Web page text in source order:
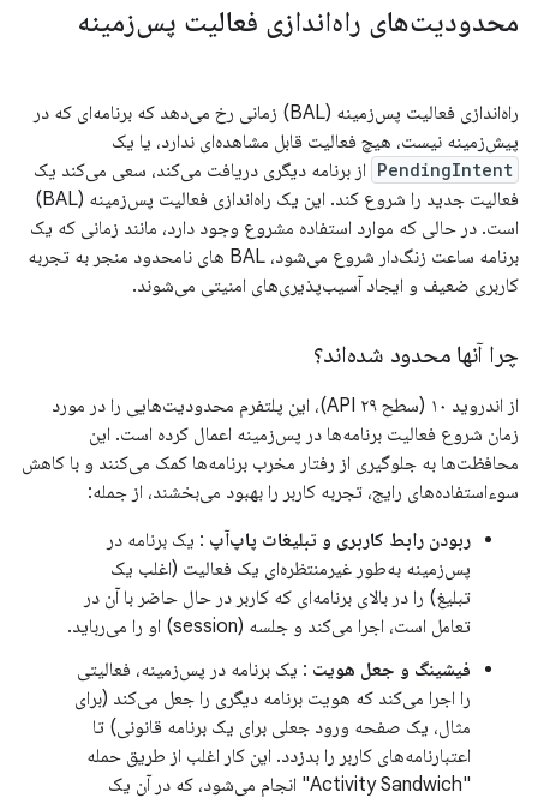
محدودیت‌های راه‌اندازی فعالیت پس‌زمینه
راه‌اندازی فعالیت پس‌زمینه (BAL) زمانی رخ می‌دهد که برنامه‌ای که در
پیش‌زمینه نیست، هیچ فعالیت قابل مشاهده‌ای ندارد، یا یک
PendingIntent از برنامه دیگری دریافت می‌کند، سعی می‌کند یک
فعالیت جدید را شروع کند. این یک راه‌اندازی فعالیت پس‌زمینه (BAL)
است. در حالی که موارد استفاده مشروع وجود دارد، مانند زمانی که یک
برنامه ساعت زنگ‌دار شروع می‌شود، BAL های نامحدود منجر به تجربه
کاربری ضعیف و ایجاد آسیب‌پذیری‌های امنیتی می‌شوند.
چرا آنها محدود شده‌اند؟
از اندروید ۱۰ (سطح API ۲۹)، این پلتفرم محدودیت‌هایی را در مورد
زمان شروع فعالیت برنامه‌ها در پس‌زمینه اعمال کرده است. این
محافظت‌ها به جلوگیری از رفتار مخرب برنامه‌ها کمک می‌کنند و با کاهش
سوءاستفاده‌های رایج، تجربه کاربر را بهبود می‌بخشند، از جمله:
ربودن رابط کاربری و تبلیغات پاپ‌آپ : یک برنامه در
پس‌زمینه به‌طور غیرمنتظره‌ای یک فعالیت (اغلب یک
تبلیغ) را در بالای برنامه‌ای که کاربر در حال حاضر با آن در
تعامل است، اجرا می‌کند و جلسه (session) او را می‌رباید.
فیشینگ و جعل هویت : یک برنامه در پس‌زمینه، فعالیتی
را اجرا می‌کند که هویت برنامه دیگری را جعل می‌کند (برای
مثال، یک صفحه ورود جعلی برای یک برنامه قانونی) تا
اعتبارنامه‌های کاربر را بدزدد. این کار اغلب از طریق حمله
"Activity Sandwich" انجام می‌شود، که در آن یک